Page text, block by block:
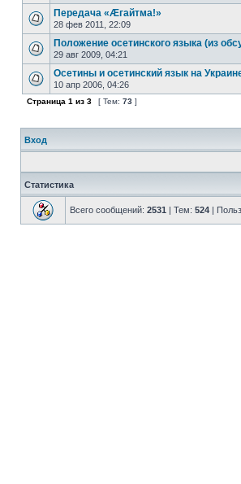
Передача «Æгайтма!»
28 фев 2011, 22:09
Положение осетинского языка (из
29 авг 2009, 04:21
Осетины и осетинский язык на
10 апр 2006, 04:26
Страница 1 из 3 [ Тем: 73 ]
Вход
Статистика
Всего сообщений: 2531 | Тем: 524 |